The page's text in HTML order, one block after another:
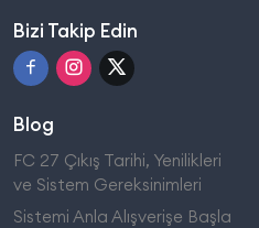
Bizi Takip Edin
Blog
FC 27 Çıkış Tarihi, Yenilikleri
ve Sistem Gereksinimleri
Sistemi Anla Alışverişe Başla